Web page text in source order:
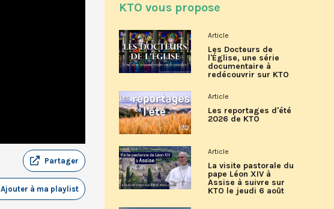
Partager
Ajouter à ma playlist
KTO vous propose
Article
Les Docteurs de
l'Église, une série
documentaire à
redécouvrir sur KTO
Article
Les reportages d'été
2026 de KTO
Article
La visite pastorale du
pape Léon XIV à
Assise à suivre sur
KTO le jeudi 6 août